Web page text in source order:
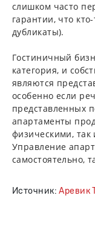
слишком часто
гарантии, что
дубликаты).
Гостиничный
категория, и
являются
особенно если
представленных
апартаменты
физическими,
Управление
самостоятельно,
Источник:Аревик